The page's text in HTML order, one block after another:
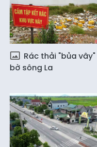
Rác thải "bủa vây"
bờ sông La